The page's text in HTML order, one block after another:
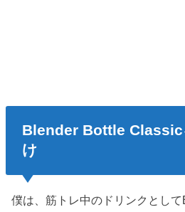
Blender Bottle Classic
け
僕は、筋トレ中のドリンクとし